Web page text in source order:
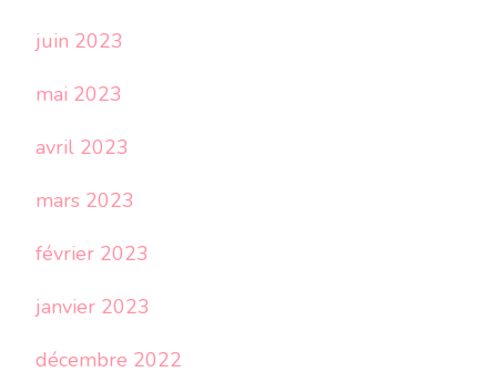
juin 2023
mai 2023
avril 2023
mars 2023
février 2023
janvier 2023
décembre 2022